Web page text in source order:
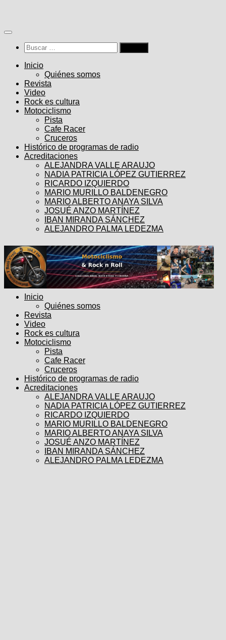
contenido
Buscar:
Inicio
Quiénes somos
Revista
Video
Rock es cultura
Motociclismo
Pista
Cafe Racer
Cruceros
Histórico de programas de radio
Acreditaciones
ALEJANDRA VALLE ARAUJO
NADIA PATRICIA LÓPEZ GUTIERREZ
RICARDO IZQUIERDO
MARIO MURILLO BALDENEGRO
MARIO ALBERTO ANAYA SILVA
JOSUÉ ANZO MARTÍNEZ
IBAN MIRANDA SÁNCHEZ
ALEJANDRO PALMA LEDEZMA
Inicio
Quiénes somos
Revista
Video
Rock es cultura
Motociclismo
Pista
Cafe Racer
Cruceros
Histórico de programas de radio
Acreditaciones
ALEJANDRA VALLE ARAUJO
NADIA PATRICIA LÓPEZ GUTIERREZ
RICARDO IZQUIERDO
MARIO MURILLO BALDENEGRO
MARIO ALBERTO ANAYA SILVA
JOSUÉ ANZO MARTÍNEZ
IBAN MIRANDA SÁNCHEZ
ALEJANDRO PALMA LEDEZMA